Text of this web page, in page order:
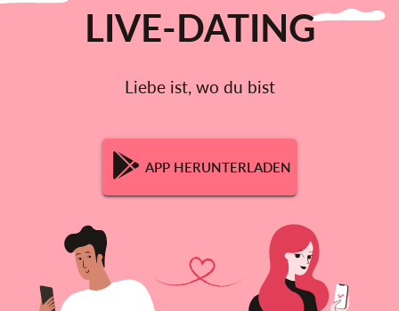
LIVE-DATING
Liebe ist, wo du bist
APP HERUNTERLADEN